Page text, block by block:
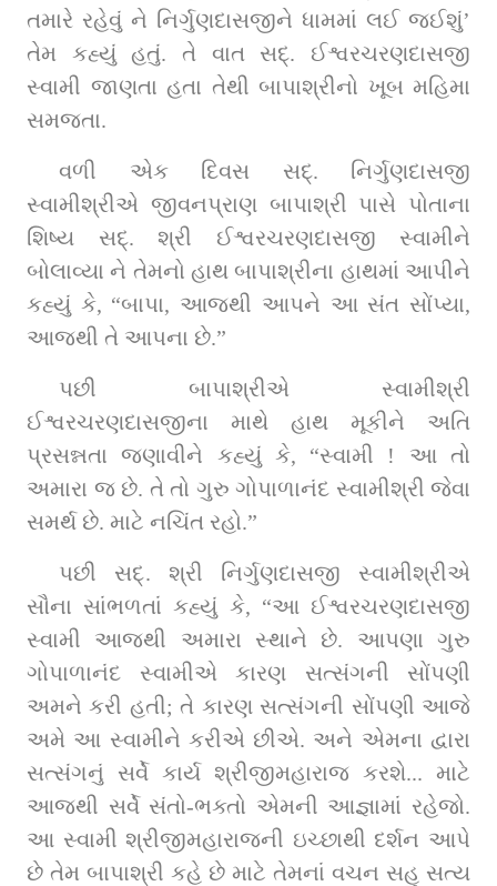
તમારે રહેવું ને નિર્ગુણદાસજીને ધામમાં લઈ જઈશું’
તેમ કહ્યું હતું. તે વાત સદ્‌. ઈશ્વરચરણદાસજી
સ્વામી જાણતા હતા તેથી બાપાશ્રીનો ખૂબ મહિમા
સમજતા.
વળી એક દિવસ સદ્. નિર્ગુણદાસજી
સ્વામીશ્રીએ જીવનપ્રાણ બાપાશ્રી પાસે પોતાના
શિષ્ય સદ્‌. શ્રી ઈશ્વરચરણદાસજી સ્વામીને
બોલાવ્યા ને તેમનો હાથ બાપાશ્રીના હાથમાં આપીને
કહ્યું કે, “બાપા, આજથી આપને આ સંત સોંપ્યા,
આજથી તે આપના છે.”
પછી બાપાશ્રીએ સ્વામીશ્રી
ઈશ્વરચરણદાસજીના માથે હાથ મૂકીને અતિ
પ્રસન્નતા જણાવીને કહ્યું કે, “સ્વામી ! આ તો
અમારા જ છે. તે તો ગુરુ ગોપાળાનંદ સ્વામીશ્રી જેવા
સમર્થ છે. માટે નચિંત રહો.”
પછી સદ્‌. શ્રી નિર્ગુણદાસજી સ્વામીશ્રીએ
સૌના સાંભળતાં કહ્યું કે, “આ ઈશ્વરચરણદાસજી
સ્વામી આજથી અમારા સ્થાને છે. આપણા ગુરુ
ગોપાળાનંદ સ્વામીએ કારણ સત્સંગની સોંપણી
અમને કરી હતી; તે કારણ સત્સંગની સોંપણી આજે
અમે આ સ્વામીને કરીએ છીએ. અને એમના દ્વારા
સત્સંગનું સર્વે કાર્ય શ્રીજીમહારાજ કરશે... માટે
આજથી સર્વે સંતો-ભક્તો એમની આજ્ઞામાં રહેજો.
આ સ્વામી શ્રીજીમહારાજની ઇચ્છાથી દર્શન આપે
છે તેમ બાપાશ્રી કહે છે માટે તેમનાં વચન સહુ સત્ય